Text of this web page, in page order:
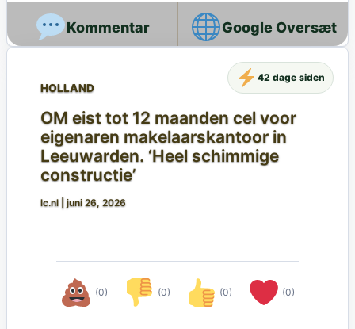
Google Oversæt
HOLLAND
OM eist tot 12 maanden cel voor
eigenaren makelaarskantoor in
Leeuwarden. ‘Heel schimmige
constructie’
lc.nl juni 26, 2026
(0) (0) (0) (0)
42 dage siden